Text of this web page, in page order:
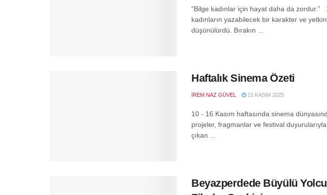
“Bilge kadınlar için hayat daha da zordur.”
kadınların yazabilecek bir karakter ve
düşünülürdü. Bırakın ...
Haftalık Sinema Özeti
İREM NAZ GÜVEL 15 KASIM 2025
10 - 16 Kasım haftasında sinema
projeler, fragmanlar ve festival
çıkan ...
Beyazperdede Büyülü